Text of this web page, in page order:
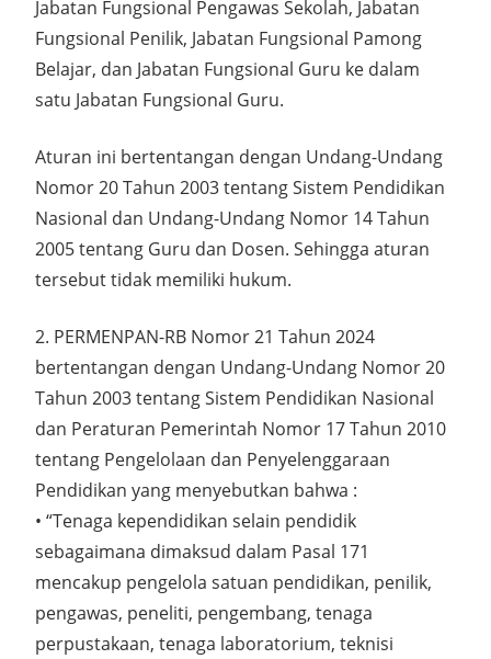
Jabatan Fungsional Pengawas Sekolah, Jabatan
Fungsional Penilik, Jabatan Fungsional Pamong
Belajar, dan Jabatan Fungsional Guru ke dalam
satu Jabatan Fungsional Guru.
Aturan ini bertentangan dengan Undang-Undang
Nomor 20 Tahun 2003 tentang Sistem Pendidikan
Nasional dan Undang-Undang Nomor 14 Tahun
2005 tentang Guru dan Dosen. Sehingga aturan
tersebut tidak memiliki hukum.
2. PERMENPAN-RB Nomor 21 Tahun 2024
bertentangan dengan Undang-Undang Nomor 20
Tahun 2003 tentang Sistem Pendidikan Nasional
dan Peraturan Pemerintah Nomor 17 Tahun 2010
tentang Pengelolaan dan Penyelenggaraan
Pendidikan yang menyebutkan bahwa :
• “Tenaga kependidikan selain pendidik
sebagaimana dimaksud dalam Pasal 171
mencakup pengelola satuan pendidikan, penilik,
pengawas, peneliti, pengembang, tenaga
perpustakaan, tenaga laboratorium, teknisi